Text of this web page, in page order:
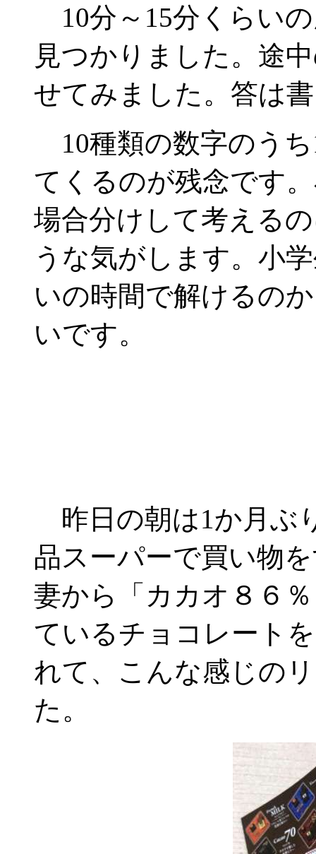
10分～15分くらい
見つかりました。途
せてみました。答は
10種類の数字のう
てくるのが残念です
場合分けして考える
うな気がします。小
いの時間で解けるの
いです。
昨日の朝は1か月ぶ
品スーパーで買い物
妻から「カカオ８６
ているチョコレート
れて、こんな感じの
た。